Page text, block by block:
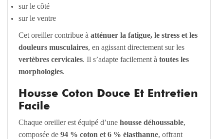
sur le côté
sur le ventre
Cet oreiller contribue àatténuer la fatigue, le stress et les
douleurs musculaires, en agissant directement sur les
vertèbres cervicales. Il s’adapte facilement àtoutes les
morphologies.
Housse Coton Douce Et Entretien
Facile
Chaque oreiller est équipé d’unehousse déhoussable,
composée de94 % coton et 6 % élasthanne, offrant